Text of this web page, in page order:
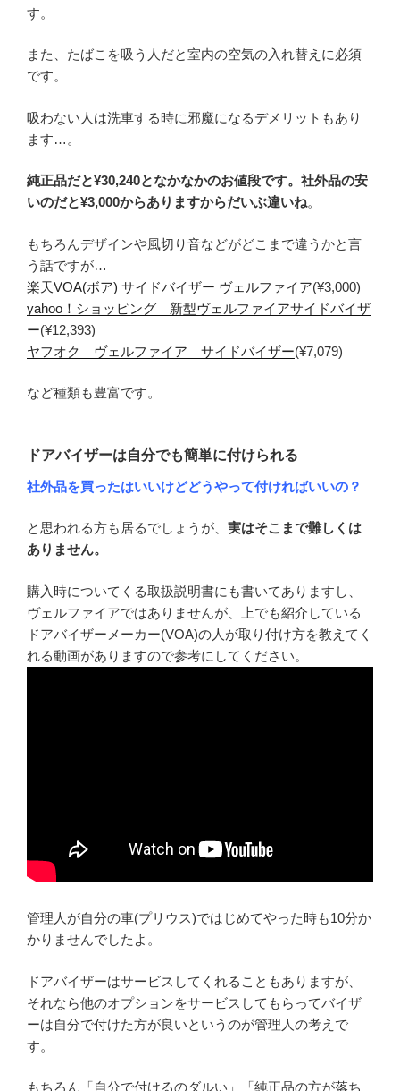
す。
また、たばこを吸う人だと室内の空気の入れ替えに必須
です。
吸わない人は洗車する時に邪魔になるデメリットもあり
ます…。
純正品だと¥30,240となかなかのお値段です。社外品の安
いのだと¥3,000からありますからだいぶ違いね。
もちろんデザインや風切り音などがどこまで違うかと言
う話ですが…
楽天VOA(ボア) サイドバイザー ヴェルファイア(¥3,000)
yahoo！ショッピング 新型ヴェルファイアサイドバイザ
ー(¥12,393)
ヤフオク ヴェルファイア サイドバイザー(¥7,079)
など種類も豊富です。
ドアバイザーは自分でも簡単に付けられる
社外品を買ったはいいけどどうやって付ければいいの？
と思われる方も居るでしょうが、 実はそこまで難しくは
ありません。
購入時についてくる取扱説明書にも書いてありますし、
ヴェルファイアではありませんが、上でも紹介している
ドアバイザーメーカー(VOA)の人が取り付け方を教えてく
れる動画がありますので参考にしてください。
管理人が自分の車(プリウス)ではじめてやった時も10分か
かりませんでしたよ。
ドアバイザーはサービスしてくれることもありますが、
それなら他のオプションをサービスしてもらってバイザ
ーは自分で付けた方が良いというのが管理人の考えで
す。
もちろん「自分で付けるのダルい」「純正品の方が落ち